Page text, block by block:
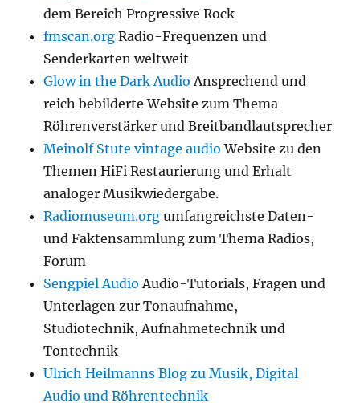
dem Bereich Progressive Rock
fmscan.org Radio-Frequenzen und
Senderkarten weltweit
Glow in the Dark Audio Ansprechend und
reich bebilderte Website zum Thema
Röhrenverstärker und Breitbandlautsprecher
Meinolf Stute vintage audio Website zu den
Themen HiFi Restaurierung und Erhalt
analoger Musikwiedergabe.
Radiomuseum.org umfangreichste Daten-
und Faktensammlung zum Thema Radios,
Forum
Sengpiel Audio Audio-Tutorials, Fragen und
Unterlagen zur Tonaufnahme,
Studiotechnik, Aufnahmetechnik und
Tontechnik
Ulrich Heilmanns Blog zu Musik, Digital
Audio und Röhrentechnik